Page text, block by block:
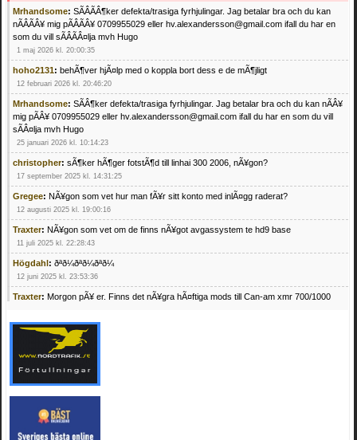
Mrhandsome: SÃÂÃÂ¶ker defekta/trasiga fyrhjulingar. Jag betalar bra och du kan
nÃÂÃÂ¥ mig pÃÂÃÂ¥ 0709955029 eller hv.alexandersson@gmail.com ifall du har en
som du vill sÃÂÃÂ¤lja mvh Hugo
1 maj 2026 kl. 20:00:35
hoho2131: behÃ¶ver hjÃ¤lp med o koppla bort dess e de mÃ¶jligt
12 februari 2026 kl. 20:46:20
Mrhandsome: SÃÂ¶ker defekta/trasiga fyrhjulingar. Jag betalar bra och du kan nÃÂ¥
mig pÃÂ¥ 0709955029 eller hv.alexandersson@gmail.com ifall du har en som du vill
sÃÂ¤lja mvh Hugo
25 januari 2026 kl. 10:14:23
christopher: sÃ¶ker hÃ¶ger fotstÃ¶d till linhai 300 2006, nÃ¥gon?
17 september 2025 kl. 14:31:25
Gregee: NÃ¥gon som vet hur man fÃ¥r sitt konto med inlÃ¤gg raderat?
12 augusti 2025 kl. 19:00:16
Traxter: NÃ¥gon som vet om de finns nÃ¥got avgassystem te hd9 base
11 juli 2025 kl. 22:28:43
Högdahl: ðªð¼ðªð¼ðªð¼
12 juni 2025 kl. 23:53:36
Traxter: Morgon pÃ¥ er. Finns det nÃ¥gra hÃ¤ftiga mods till Can-am xmr 700/1000
Mrhandsome:SÃ¶ker defekta/trasiga fyrhjulingar. Jag betalar bra och du kan nÃ¥ mig
pÃ¥ 0709955029 eller hv.alexandersson@gmail.com ifall du har en som du vill sÃ¤lja
mvh Hugo
21 februari 2025 kl. 09:25:52
Oscar5:NÃ¥gon som vet vad man kan begÃ¤ra fÃ¶r en Honda TRX 350 FE 2005
4 februari 2025 kl. 19:20:50
Oscar5:44